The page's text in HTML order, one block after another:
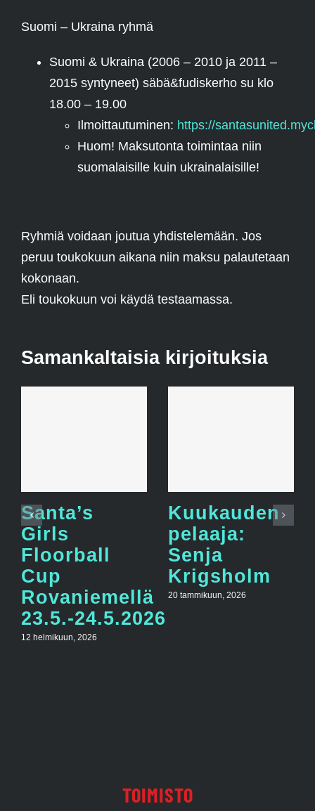
Suomi – Ukraina ryhmä
Suomi & Ukraina (2006 – 2010 ja 2011 –
2015 syntyneet) säbä&fudiskerho su klo
18.00 – 19.00
Ilmoittautuminen: https://
Huom! Maksutonta toimintaa niin
suomalaisille kuin ukrainalaisille!
Ryhmiä voidaan joutua yhdistelemään. Jos
peruu toukokuun aikana niin maksu palautetaan
kokonaan.
Eli toukokuun voi käydä testaamassa.
Samankaltaisia kirjoituksia
Santa’s
Girls
Floorball
Cup
Rovaniemellä
23.5.-24.5.2026
12 helmikuun, 2026
Kuukauden
pelaaja:
Senja
Krigsholm
20 tammikuun, 2026
TOIMISTO